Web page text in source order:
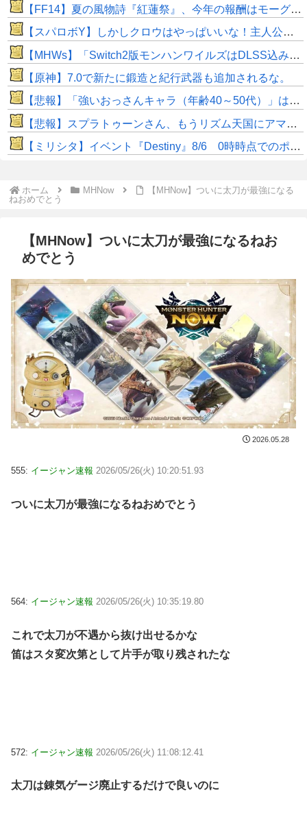
【FF14】夏の風物詩『紅蓮祭』、今年の報酬はモーグリ特大マウント！ヒカセン達の評価はいかに？「水着や浴衣などのかわいいオシャレ装備が良かった」との声も
【スパロボY】しかしクロウはやっぱいいな！主人公として魅力的すぎる…！
【MHWs】「Switch2版モンハンワイルズはDLSS込みで最大1440p動作」
【原神】7.0で新たに鍛造と紀行武器も追加されるな。
【悲報】「強いおっさんキャラ（年齢40～50代）」はよくいるけど「強いおばさん」はいない…
【悲報】スプラトゥーンさん、もうリズム天国にアマゾンランキングで敗北wwwwwwwww
【ミリシタ】イベント『Destiny』8/6 0時時点でのポイント、ハイスコアのボーダー
ホーム MHNow
【MHNow】ついに太刀が最強になる
ねおめでとう
【MHNow】ついに太刀が最強になるねお
めでとう
2026.05.28
555: イージャン速報 2026/05/26(火) 10:20:51.93
ついに太刀が最強になるねおめでとう
564: イージャン速報 2026/05/26(火) 10:35:19.80
これで太刀が不遇から抜け出せるかな
笛はスタ変次第として片手が取り残されたな
572: イージャン速報 2026/05/26(火) 11:08:12.41
太刀は錬気ゲージ廃止するだけで良いのに